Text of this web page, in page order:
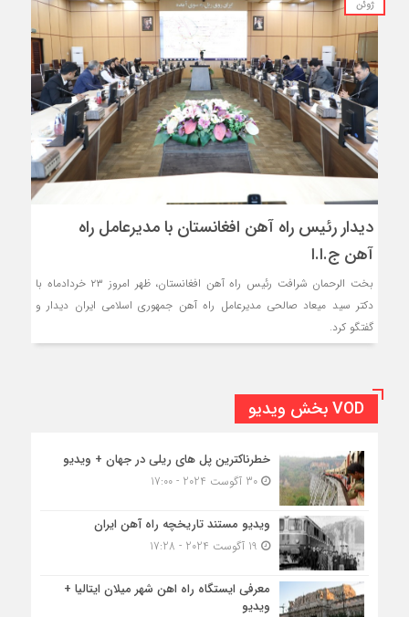
ژوئن
دیدار رئیس راه آهن افغانستان با مدیرعامل راه
آهن ج.ا.ا
بخت الرحمان شرافت رئیس راه آهن افغانستان، ظهر امروز ۲۳ خردادماه با
دکتر سید میعاد صالحی مدیرعامل راه آهن جمهوری اسلامی ایران دیدار و
گفتگو کرد.
VOD بخش ویدیو
خطرناکترین پل های ریلی در جهان + ویدیو
30 آگوست 2024 - 17:00
ویدیو مستند تاریخچه راه آهن ایران
معرفی ایستگاه راه اهن شهر میلان ایتالیا +
ویدیو